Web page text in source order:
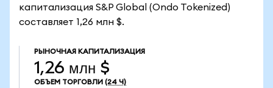
капитализация S&P Global (Ondo Tokenized)
составляет 1,26 млн $.
РЫНОЧНАЯ КАПИТАЛИЗАЦИЯ
1,26 млн $
ОБЪЕМ ТОРГОВЛИ (24 Ч)